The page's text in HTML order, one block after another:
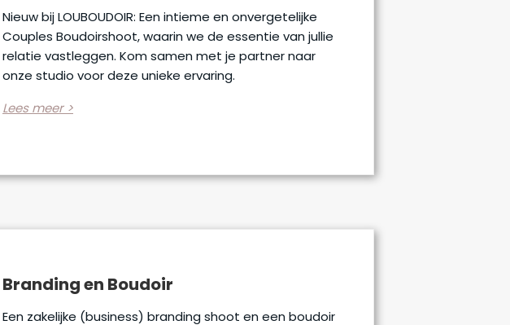
Nieuw bij LOUBOUDOIR: Een intieme en onvergetelijke
Couples Boudoirshoot, waarin we de essentie van jullie
relatie vastleggen. Kom samen met je partner naar
onze studio voor deze unieke ervaring.
Lees meer >
Branding en Boudoir
Een zakelijke (business) branding shoot en een boudoir